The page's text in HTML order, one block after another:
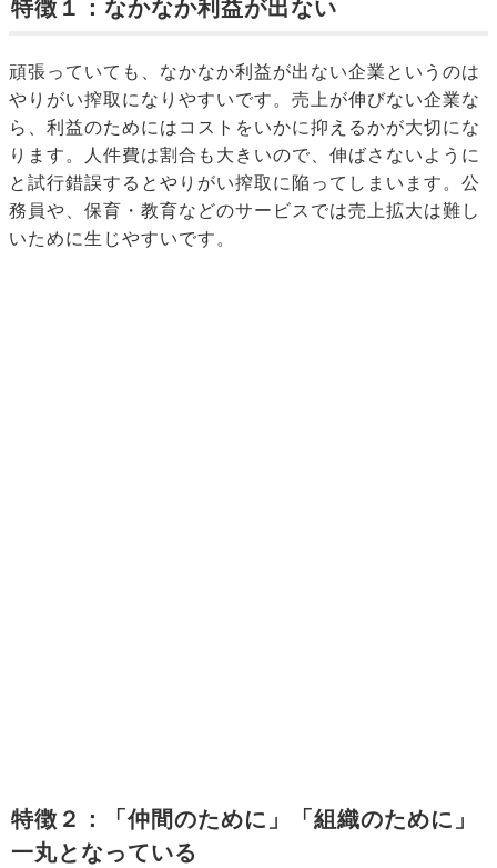
特徴１：なかなか利益が出ない
頑張っていても、なかなか利益が出ない企業というのは
やりがい搾取になりやすいです。売上が伸びない企業な
ら、利益のためにはコストをいかに抑えるかが大切にな
ります。人件費は割合も大きいので、伸ばさないように
と試行錯誤するとやりがい搾取に陥ってしまいます。公
務員や、保育・教育などのサービスでは売上拡大は難し
いために生じやすいです。
特徴２：「仲間のために」「組織のために」
一丸となっている